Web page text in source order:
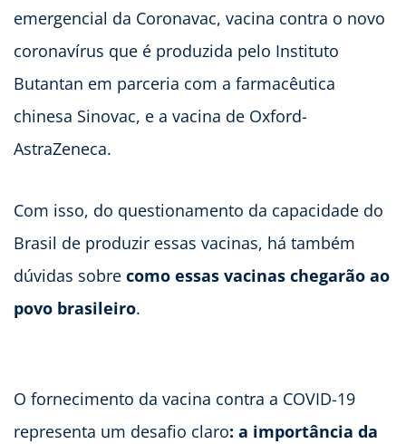
emergencial da Coronavac, vacina contra o novo
coronavírus que é produzida pelo Instituto
Butantan em parceria com a farmacêutica
chinesa Sinovac, e a vacina de Oxford-
AstraZeneca.
Com isso, do questionamento da capacidade do
Brasil de produzir essas vacinas, há também
dúvidas sobre como essas vacinas chegarão ao
povo brasileiro.
O fornecimento da vacina contra a COVID-19
representa um desafio claro: a importância da